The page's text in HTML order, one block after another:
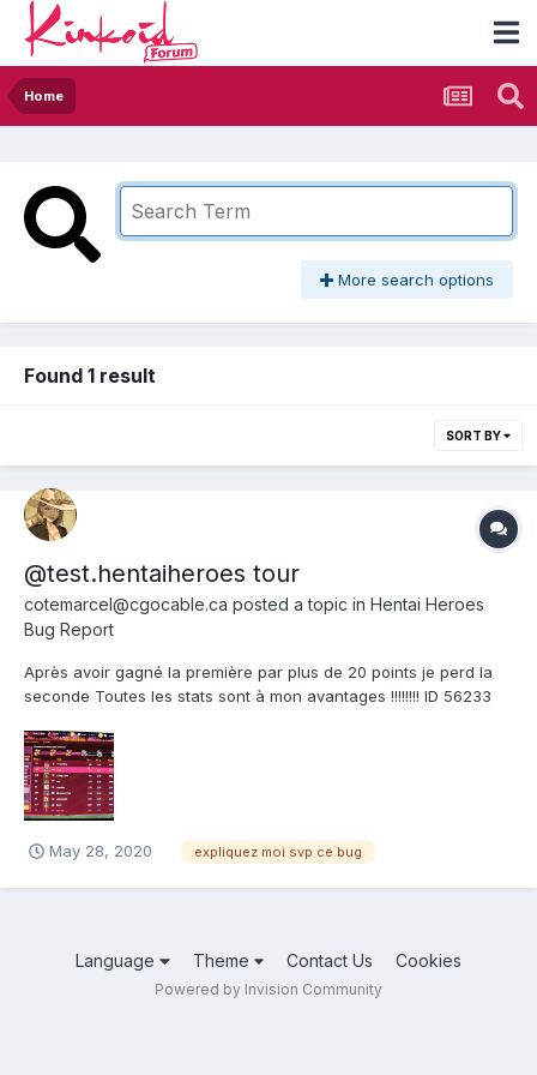
Home
More search options
Found 1 result
SORT BY
@test.hentaiheroes tour
cotemarcel@cgocable.ca posted a topic in Hentai Heroes
Bug Report
Après avoir gagné la première par plus de 20 points je perd la
seconde Toutes les stats sont à mon avantages !!!!!!!! ID 56233
May 28, 2020 expliquez moi svp ce bug
Language Theme Contact Us Cookies
Powered by Invision Community